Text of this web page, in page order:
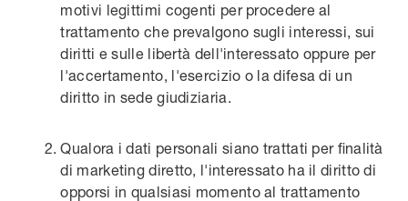
motivi legittimi cogenti per procedere al
trattamento che prevalgono sugli interessi, sui
diritti e sulle libertà dell'interessato oppure per
l'accertamento, l'esercizio o la difesa di un
diritto in sede giudiziaria.
Qualora i dati personali siano trattati per finalità
di marketing diretto, l'interessato ha il diritto di
opporsi in qualsiasi momento al trattamento